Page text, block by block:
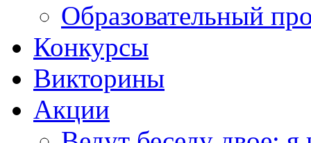
Образовательный
Конкурсы
Викторины
Акции